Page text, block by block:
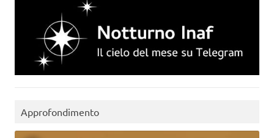
Approfondimento